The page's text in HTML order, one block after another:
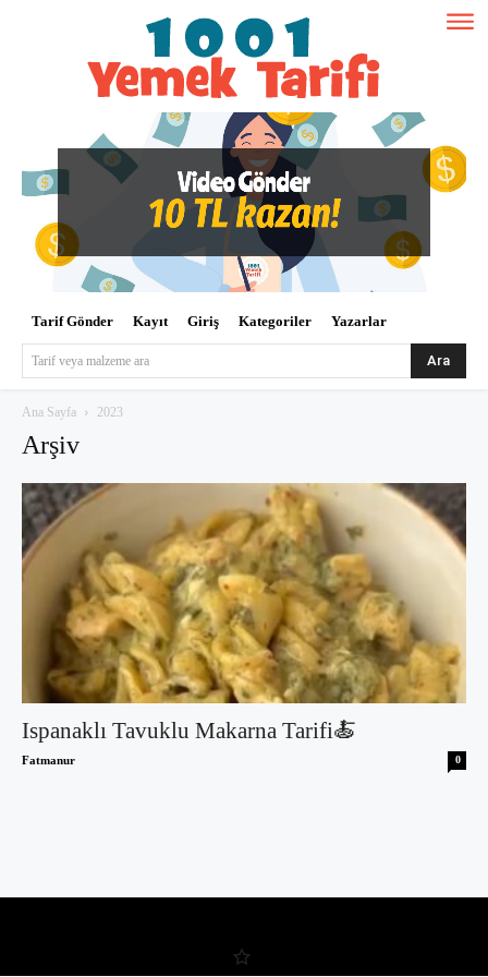
Tarif Gönder Kayıt Giriş Kategoriler Yazarlar
Tarif veya malzeme ara Ara
Ana Sayfa 2023
Arşiv
Ispanaklı Tavuklu Makarna Tarifi🍝
Fatmanur 0